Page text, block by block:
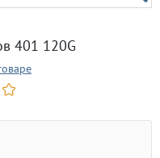
401 120G